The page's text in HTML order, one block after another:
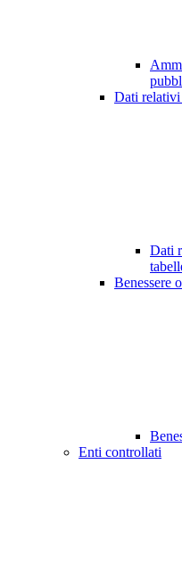
Dati relativi
Dati
Benessere
Enti controllati